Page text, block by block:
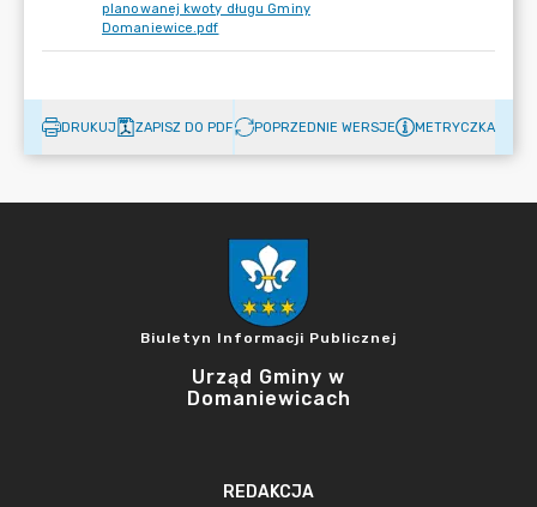
planowanej kwoty długu Gminy
Domaniewice.pdf
DRUKUJ ZAPISZ DO PDF POPRZEDNIE WERSJE METRYCZKA
Biuletyn Informacji Publicznej
Urząd Gminy w
Domaniewicach
REDAKCJA